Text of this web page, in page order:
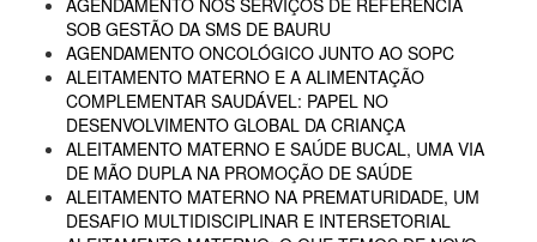
AGENDAMENTO NOS SERVIÇOS DE REFERÊNCIA
SOB GESTÃO DA SMS DE BAURU
AGENDAMENTO ONCOLÓGICO JUNTO AO SOPC
ALEITAMENTO MATERNO E A ALIMENTAÇÃO
COMPLEMENTAR SAUDÁVEL: PAPEL NO
DESENVOLVIMENTO GLOBAL DA CRIANÇA
ALEITAMENTO MATERNO E SAÚDE BUCAL, UMA VIA
DE MÃO DUPLA NA PROMOÇÃO DE SAÚDE
ALEITAMENTO MATERNO NA PREMATURIDADE, UM
DESAFIO MULTIDISCIPLINAR E INTERSETORIAL